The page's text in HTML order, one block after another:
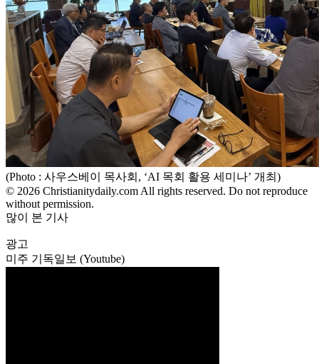
(Photo : 사우스베이 목사회, ‘AI 목회 활용 세미나’ 개최)
© 2026 Christianitydaily.com All rights reserved. Do not reproduce
without permission.
많이 본 기사
광고
미주 기독일보 (Youtube)